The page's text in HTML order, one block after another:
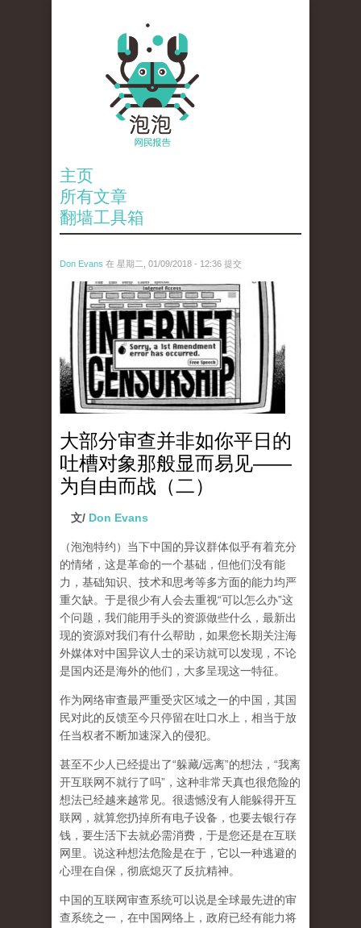
主页
所有文章
翻墙工具箱
Don Evans 在 星期二, 01/09/2018 - 12:36 提交
wechatimg866.jpeg
大部分审查并非如你平日的
吐槽对象那般显而易见——
为自由而战（二）
文/ Don Evans
（泡泡特约） 当下中国的异议群体似乎有着充分
的情绪，这是革命的一个基础，但他们没有能
力，基础知识、技术和思考等多方面的能力均严
重欠缺。于是很少有人会去重视“可以怎么办”这
个问题，我们能用手头的资源做些什么，最新出
现的资源对我们有什么帮助，如果您长期关注海
外媒体对中国异议人士的采访就可以发现，不论
是国内还是海外的他们，大多呈现这一特征。
作为网络审查最严重受灾区域之一的中国，其国
民对此的反馈至今只停留在吐口水上，相当于放
任当权者不断加速深入的侵犯。
甚至不少人已经提出了“躲藏/远离”的想法，“我离
开互联网不就行了吗”，这种非常天真也很危险的
想法已经越来越常见。很遗憾没有人能躲得开互
联网，就算您扔掉所有电子设备，也要去银行存
钱，要生活下去就必需消费，于是您还是在互联
网里。说这种想法危险是在于，它以一种逃避的
心理在自保，彻底熄灭了反抗精神。
中国的互联网审查系统可以说是全球最先进的审
查系统之一，在中国网络上，政府已经有能力将